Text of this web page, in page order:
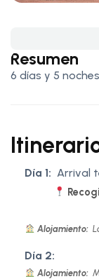
Resumen
6 días y 5 noches
Día 1: Arrival
Alojamiento:
Día 2:
Alojamiento: